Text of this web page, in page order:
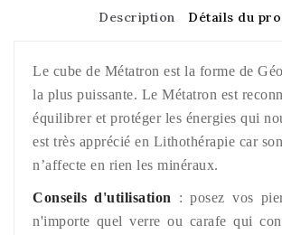
Description Détails du
Le cube de Métatron est la forme de
la plus puissante. Le Métatron est
équilibrer et protéger les énergies qui
est très apprécié en Lithothérapie car
n’affecte en rien les minéraux.
Conseils d'utilisation : posez vos
n'importe quel verre ou carafe qui